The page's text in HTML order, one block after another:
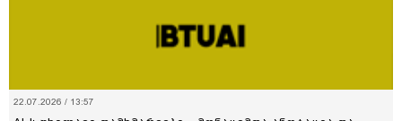
22.07.2026 / 13:57